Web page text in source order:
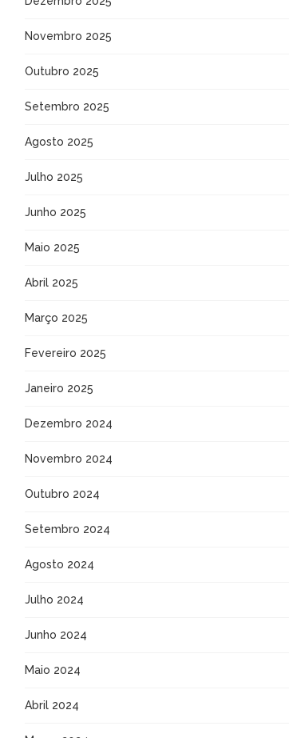
Novembro 2025
Outubro 2025
Setembro 2025
Agosto 2025
Julho 2025
Junho 2025
Maio 2025
Abril 2025
Março 2025
Fevereiro 2025
Janeiro 2025
Dezembro 2024
Novembro 2024
Outubro 2024
Setembro 2024
Agosto 2024
Julho 2024
Junho 2024
Maio 2024
Abril 2024